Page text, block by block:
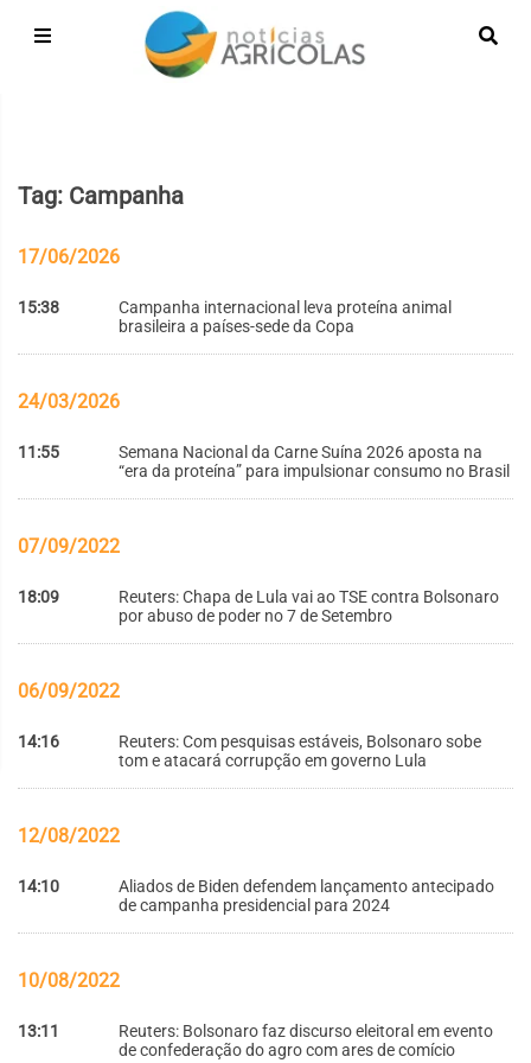
Tag: Campanha
17/06/2026
15:38
Campanha internacional leva proteína animal
brasileira a países-sede da Copa
24/03/2026
11:55
Semana Nacional da Carne Suína 2026 aposta na
“era da proteína” para impulsionar consumo no Brasil
07/09/2022
18:09
Reuters: Chapa de Lula vai ao TSE contra Bolsonaro
por abuso de poder no 7 de Setembro
06/09/2022
14:16
Reuters: Com pesquisas estáveis, Bolsonaro sobe
tom e atacará corrupção em governo Lula
12/08/2022
14:10
Aliados de Biden defendem lançamento antecipado
de campanha presidencial para 2024
10/08/2022
13:11
Reuters: Bolsonaro faz discurso eleitoral em evento
de confederação do agro com ares de comício